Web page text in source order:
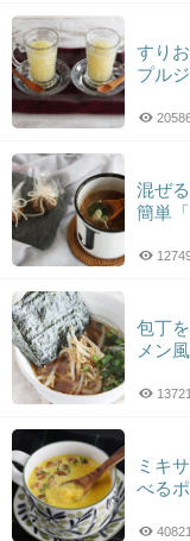
すり
プル
混ぜ
簡単「
包丁
メン
13721
ミキ
べる
40821